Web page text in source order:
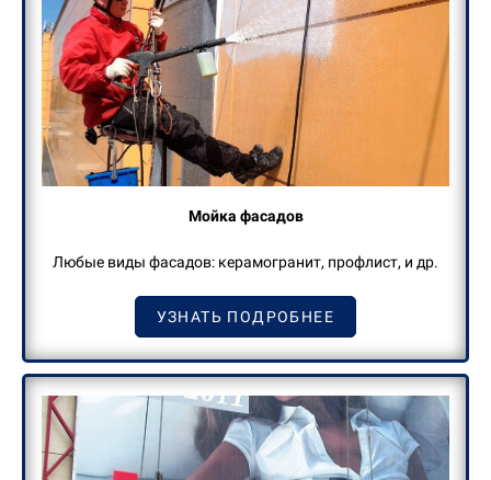
Мойка фасадов
Любые виды фасадов: керамогранит, профлист, и др.
УЗНАТЬ ПОДРОБНЕЕ